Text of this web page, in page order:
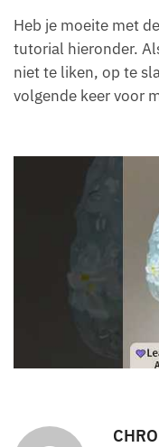
Heb je moeite met
tutorial hieronder.
niet te liken, op te
volgende keer voor